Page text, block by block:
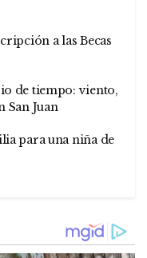
a las Becas
de tiempo: viento,
San Juan
para una niña de